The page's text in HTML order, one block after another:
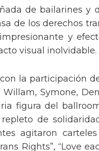
un escenario
de bailarines y
de los derechos
y
la participación
Symone,
figura del
de
agitaron